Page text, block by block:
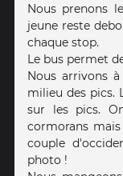
Nous prenons
jeune reste
chaque stop.
Le bus permet
Nous arrivons
milieu des pics.
sur les pics.
cormorans
couple
photo !